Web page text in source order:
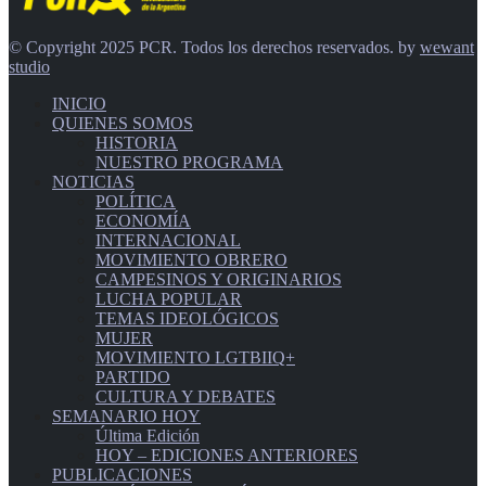
© Copyright 2025 PCR. Todos los derechos reservados. by wewant
studio
INICIO
QUIENES SOMOS
HISTORIA
NUESTRO PROGRAMA
NOTICIAS
POLÍTICA
ECONOMÍA
INTERNACIONAL
MOVIMIENTO OBRERO
CAMPESINOS Y ORIGINARIOS
LUCHA POPULAR
TEMAS IDEOLÓGICOS
MUJER
MOVIMIENTO LGTBIIQ+
PARTIDO
CULTURA Y DEBATES
SEMANARIO HOY
Última Edición
HOY – EDICIONES ANTERIORES
PUBLICACIONES